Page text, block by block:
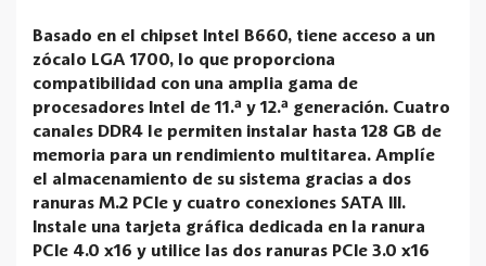
Basado en el chipset Intel B660, tiene acceso a un
zócalo LGA 1700, lo que proporciona
compatibilidad con una amplia gama de
procesadores Intel de 11.ª y 12.ª generación. Cuatro
canales DDR4 le permiten instalar hasta 128 GB de
memoria para un rendimiento multitarea. Amplíe
el almacenamiento de su sistema gracias a dos
ranuras M.2 PCIe y cuatro conexiones SATA III.
Instale una tarjeta gráfica dedicada en la ranura
PCIe 4.0 x16 y utilice las dos ranuras PCIe 3.0 x16